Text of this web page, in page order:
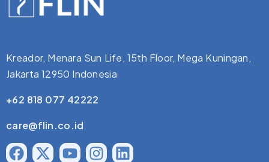
Kreador, Menara Sun Life, 15th Floor, Mega Kuningan,
Jakarta 12950 Indonesia
+62 818 077 42222
care@flin.co.id